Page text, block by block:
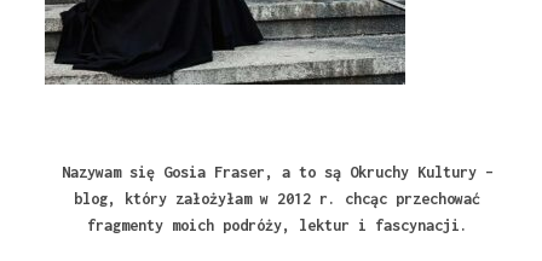
Nazywam się Gosia Fraser, a to są Okruchy Kultury –
blog, który założyłam w 2012 r. chcąc przechować
fragmenty moich podróży, lektur i fascynacji.